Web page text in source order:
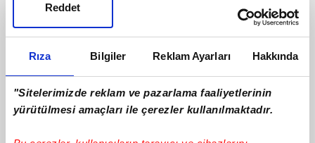
Rıza Bilgiler Reklam Ayarları Hakkında
"Sitelerimizde reklam ve pazarlama faaliyetlerinin
yürütülmesi amaçları ile çerezler kullanılmaktadır.
Reddet